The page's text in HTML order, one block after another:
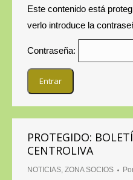
Este contenido está
verlo introduce la
Contraseña:
PROTEGIDO:
CENTROLIVA
NOTICIAS, ZONA SOCIOS